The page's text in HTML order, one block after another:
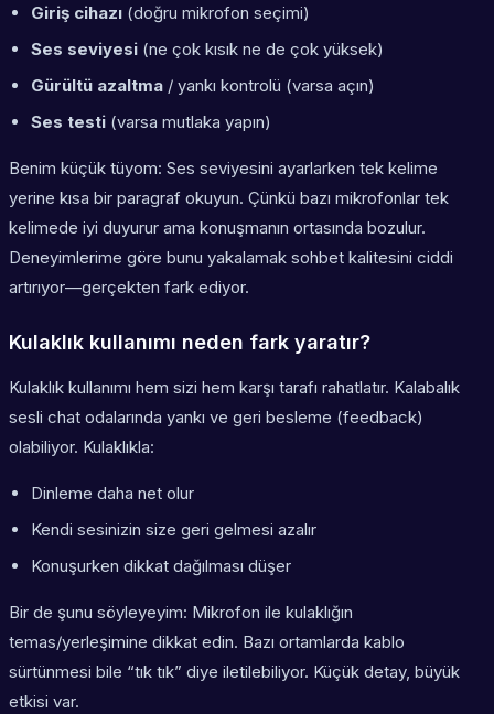
Giriş cihazı (doğru mikrofon seçimi)
Ses seviyesi (ne çok kısık ne de çok yüksek)
Gürültü azaltma / yankı kontrolü (varsa açın)
Ses testi (varsa mutlaka yapın)
Benim küçük tüyom: Ses seviyesini ayarlarken tek kelime
yerine kısa bir paragraf okuyun. Çünkü bazı mikrofonlar tek
kelimede iyi duyurur ama konuşmanın ortasında bozulur.
Deneyimlerime göre bunu yakalamak sohbet kalitesini ciddi
artırıyor—gerçekten fark ediyor.
Kulaklık kullanımı neden fark yaratır?
Kulaklık kullanımı hem sizi hem karşı tarafı rahatlatır. Kalabalık
sesli chat odalarında yankı ve geri besleme (feedback)
olabiliyor. Kulaklıkla:
Dinleme daha net olur
Kendi sesinizin size geri gelmesi azalır
Konuşurken dikkat dağılması düşer
Bir de şunu söyleyeyim: Mikrofon ile kulaklığın
temas/yerleşimine dikkat edin. Bazı ortamlarda kablo
sürtünmesi bile “tık tık” diye iletilebiliyor. Küçük detay, büyük
etkisi var.